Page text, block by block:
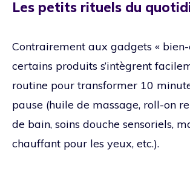
Les petits rituels du
Contrairement aux gadgets « bien-
certains produits s’intègrent
routine pour transformer 10
pause (huile de massage, roll-on
de bain, soins douche sensoriels,
chauffant pour les yeux, etc.).